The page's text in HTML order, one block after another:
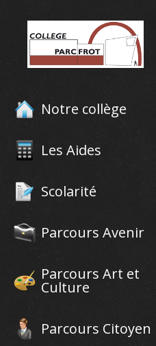
Notre collège
Les Aides
Scolarité
Parcours Avenir
Parcours Art et
Culture
Parcours Citoyen